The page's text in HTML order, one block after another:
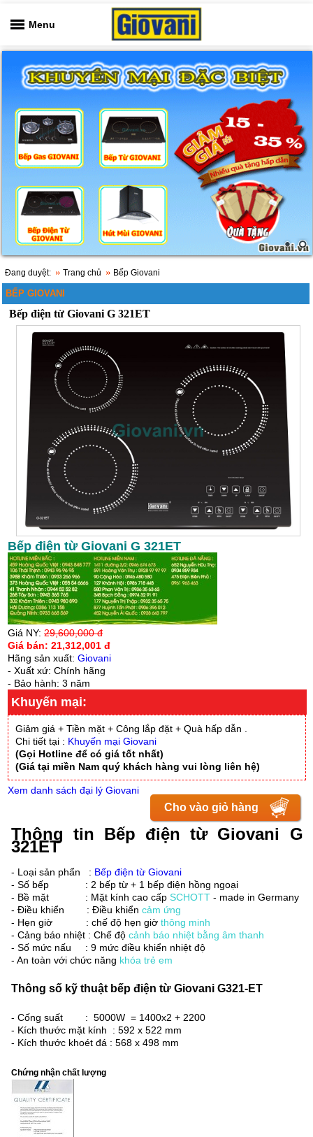
Menu
Đang duyệt: Trang chủ Bếp Giovani
BẾP GIOVANI
Bếp điện từ Giovani G 321ET
Bếp điện từ Giovani G 321ET
Giá NY: 29,600,000 đ
Giá bán: 21,312,001 đ
Hãng sản xuất: Giovani
- Xuất xứ: Chính hãng
- Bảo hành: 3 năm
Khuyến mại:
Giảm giá + Tiền mặt + Công lắp đặt + Quà hấp dẫn .
Chi tiết tại : Khuyến mại Giovani
(Gọi Hotline để có giá tốt nhất)
(Giá tại miền Nam quý khách hàng vui lòng liên hệ)
Cho vào giỏ hàng
Xem danh sách đại lý Giovani
Thông tin Bếp điện từ Giovani G
321ET
- Loại sản phẩn : Bếp điện từ Giovani
- Số bếp : 2 bếp từ + 1 bếp điện hồng ngoại
- Bề mặt : Mặt kính cao cấp SCHOTT - made in Germany
- Điều khiển : Điều khiển cảm ứng
- Hẹn giờ : chế độ hẹn giờ thông minh
- Cảng báo nhiệt : Chế độ cảnh báo nhiệt bằng âm thanh
- Số mức nấu : 9 mức điều khiển nhiệt độ
- An toàn với chức năng khóa trẻ em
Thông số kỹ thuật bếp điện từ Giovani G321-ET
- Cống suất : 5000W = 1400x2 + 2200
- Kích thước mặt kính : 592 x 522 mm
- Kích thước khoét đá : 568 x 498 mm
Chứng nhận chất lượng